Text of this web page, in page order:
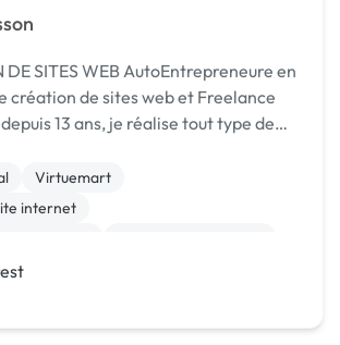
WEB AutoEntrepreneure en
création de sites web et Freelance
je réalise tout type de
Virtuemart
internet